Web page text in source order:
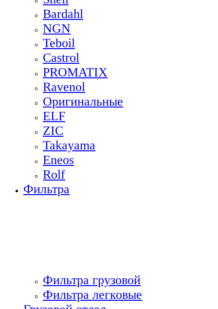
Bardahl
NGN
Teboil
Castrol
PROMATIX
Ravenol
Оригинальные
ELF
ZIC
Takayama
Eneos
Rolf
Фильтра
Фильтра грузовой
Фильтра легковые